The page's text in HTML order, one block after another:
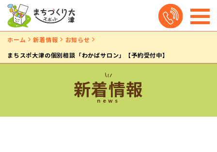
ホーム 新着情報
お知らせ
まちスポ大津の個別相談「わかばサロン」【予約受付中】
新着情報
news